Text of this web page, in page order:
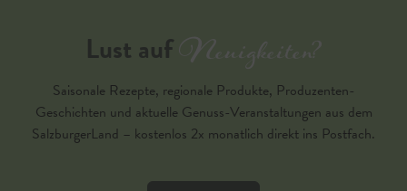
Lust aufNeuigkeiten?
Saisonale Rezepte, regionale Produkte, Produzenten-
Geschichten und aktuelle Genuss-Veranstaltungen aus dem
SalzburgerLand – kostenlos 2x monatlich direkt ins Postfach.